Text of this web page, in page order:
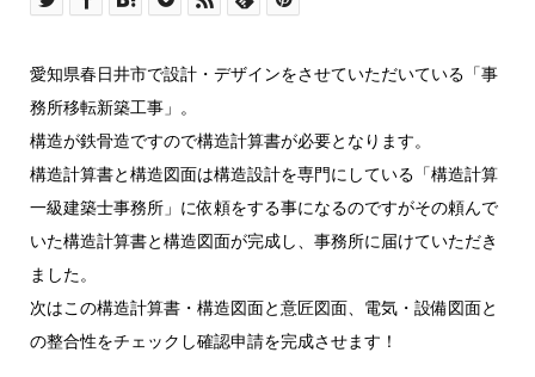
愛知県春日井市で設計・デザインをさせていただいている「事
務所移転新築工事」。
構造が鉄骨造ですので構造計算書が必要となります。
構造計算書と構造図面は構造設計を専門にしている「構造計算
一級建築士事務所」に依頼をする事になるのですがその頼んで
いた構造計算書と構造図面が完成し、事務所に届けていただき
ました。
次はこの構造計算書・構造図面と意匠図面、電気・設備図面と
の整合性をチェックし確認申請を完成させます！